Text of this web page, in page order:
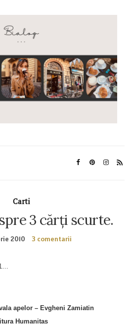
Carti
3 cărți scurte.
2010 3 comentarii
apelor – Evgheni Zamiatin
Humanitas